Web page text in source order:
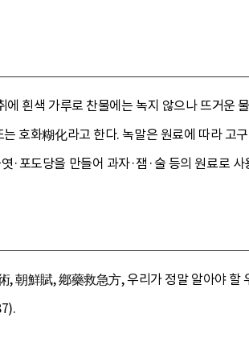
에 흰색 가루로 찬물에는 녹지 않으나 뜨거운
는 호화糊化라고 한다. 녹말은 원료에 따라 고
·포도당을 만들어 과자·잼·술 등의 원료로
, 朝鮮賦, 鄕藥救急方, 우리가 정말 알아야 할